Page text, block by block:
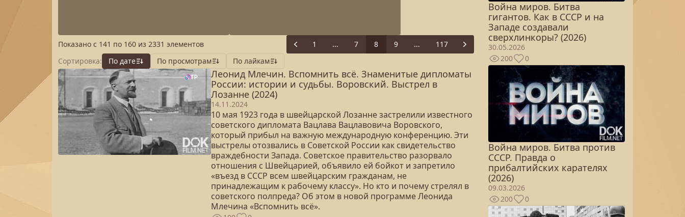
Показано с 141 по 160 из 2331 элементов Previous
1 ... 7 8 9 ... 117
Next
Сортировка:
По дате По просмотрам По лайкам
Леонид Млечин. Вспомнить всё. Знаменитые дипломаты
России: истории и судьбы. Воровский. Выстрел в
Лозанне (2024)
14.11.2024
10 мая 1923 года в швейцарской Лозанне застрелили известного
советского дипломата Вацлава Вацлавовича Воровского,
который прибыл на важную международную конференцию. Эти
выстрелы отозвались в Советской России как свидетельство
враждебности Запада. Советское правительство разорвало
отношения с Швейцарией, объявило ей бойкот и запретило
«въезд в СССР всем швейцарским гражданам, не
принадлежащим к рабочему классу». Но кто и почему стрелял в
советского полпреда? Об этом в новой программе Леонида
Млечина «Вспомнить всё».
Война миров. Битва
гигантов. Как в СССР и на
Западе создавали
сверхлинкоры? (2026)
30.05.2026
200
0
Война миров. Битва против
СССР. Правда о
прибалтийских карателях
(2026)
09.03.2026
200
0